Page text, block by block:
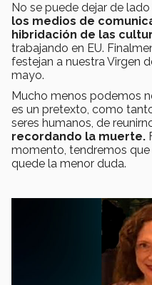
No se puede dejar de
los medios de
hibridación de las
trabajando en EU.
festejan a nuestra Virgen
mayo.
Mucho menos podemos
es un pretexto, como
seres humanos, de
recordando la muerte.
momento, tendremos
quede la menor duda.